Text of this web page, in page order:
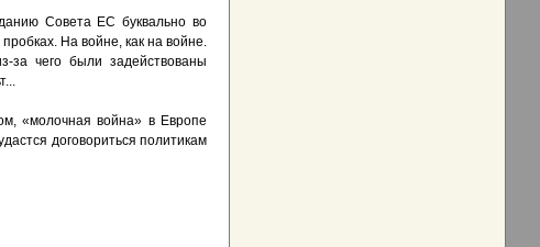
Совета ЕС буквально во
На войне, как на войне.
за чего были задействованы
«молочная война» в Европе
договориться политикам